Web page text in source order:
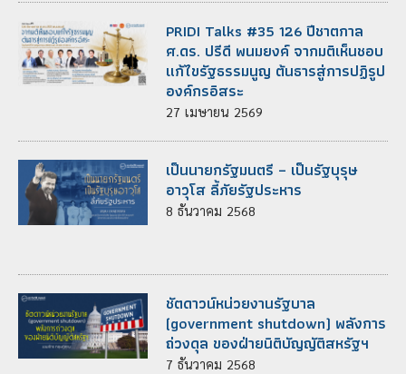
PRIDI Talks #35 126 ปีชาตกาล
ศ.ดร. ปรีดี พนมยงค์ จากมติเห็นชอบ
แก้ไขรัฐธรรมนูญ ต้นธารสู่การปฏิรูป
องค์กรอิสระ
27 เมษายน 2569
เป็นนายกรัฐมนตรี – เป็นรัฐบุรุษ
อาวุโส ลี้ภัยรัฐประหาร
8 ธันวาคม 2568
ชัตดาวน์หน่วยงานรัฐบาล
(government shutdown) พลังการ
ถ่วงดุล ของฝ่ายนิติบัญญัติสหรัฐฯ
7 ธันวาคม 2568